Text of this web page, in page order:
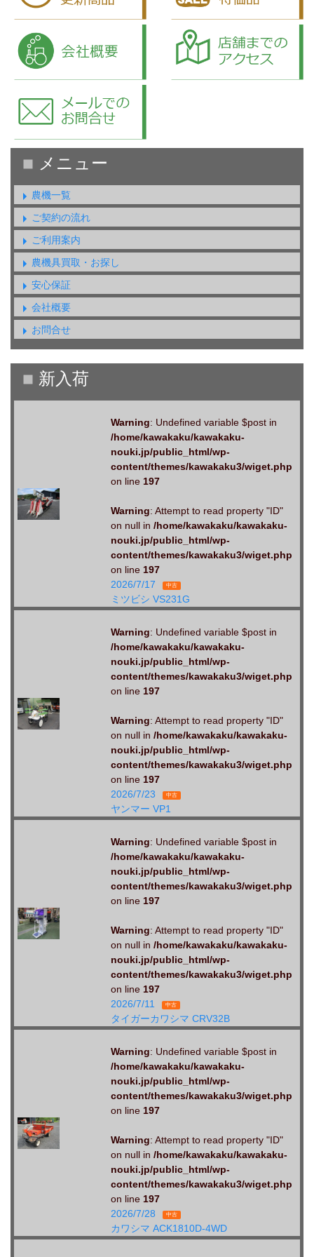
農機一覧
ご契約の流れ
ご利用案内
農機具買取・お探し
安心保証
会社概要
お問合せ
Warning: Undefined variable $post in
/home/kawakaku/kawakaku-
nouki.jp/public_html/wp-
content/themes/kawakaku3/wiget.php
on line 197
Warning: Attempt to read property "ID"
on null in /home/kawakaku/kawakaku-
nouki.jp/public_html/wp-
content/themes/kawakaku3/wiget.php
on line 197
2026/7/17
中古
ミツビシ VS231G
Warning: Undefined variable $post in
/home/kawakaku/kawakaku-
nouki.jp/public_html/wp-
content/themes/kawakaku3/wiget.php
on line 197
Warning: Attempt to read property "ID"
on null in /home/kawakaku/kawakaku-
nouki.jp/public_html/wp-
content/themes/kawakaku3/wiget.php
on line 197
2026/7/23
中古
ヤンマー VP1
Warning: Undefined variable $post in
/home/kawakaku/kawakaku-
nouki.jp/public_html/wp-
content/themes/kawakaku3/wiget.php
on line 197
Warning: Attempt to read property "ID"
on null in /home/kawakaku/kawakaku-
nouki.jp/public_html/wp-
content/themes/kawakaku3/wiget.php
on line 197
2026/7/11
中古
タイガーカワシマ CRV32B
Warning: Undefined variable $post in
/home/kawakaku/kawakaku-
nouki.jp/public_html/wp-
content/themes/kawakaku3/wiget.php
on line 197
Warning: Attempt to read property "ID"
on null in /home/kawakaku/kawakaku-
nouki.jp/public_html/wp-
content/themes/kawakaku3/wiget.php
on line 197
2026/7/28
中古
カワシマ ACK1810D-4WD